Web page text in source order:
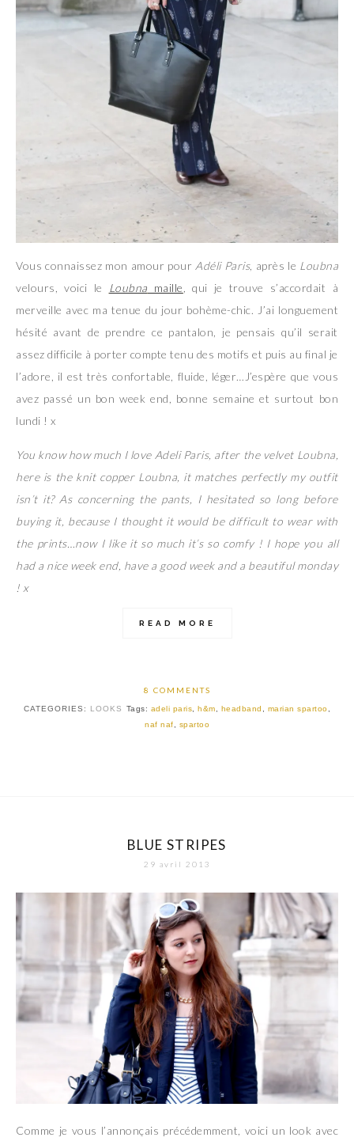
Vous connaissez mon amour pour Adéli Paris, après le Loubna
velours, voici le Loubna maille
, qui je trouve s’accordait à
merveille avec ma tenue du jour bohème-chic. J’ai longuement
hésité avant de prendre ce pantalon, je pensais qu’il serait
assez difficile à porter compte tenu des motifs et puis au final je
l’adore, il est très confortable, fluide, léger…J’espère que vous
avez passé un bon week end, bonne semaine et surtout bon
lundi ! x
You know how much I love Adeli Paris, after the velvet Loubna,
here is the knit copper Loubna, it matches perfectly my outfit
isn’t it? As concerning the pants, I hesitated so long before
buying it, because I thought it would be difficult to wear with
the prints…now I like it so much it’s so comfy ! I hope you all
had a nice week end, have a good week and a beautiful monday
! x
READ MORE
8 COMMENTS
CATEGORIES: LOOKS Tags: adeli paris, h&m, headband , marian spartoo,
naf naf, spartoo
BLUE STRIPES
29 avril 2013
Comme je vous l’annonçais précédemment, voici un look avec